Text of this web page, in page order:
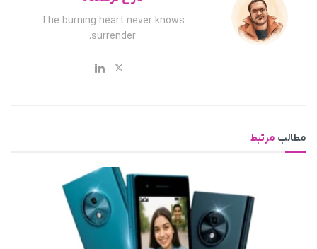
The burning heart never knows
surrender.
مطالب مرتبط